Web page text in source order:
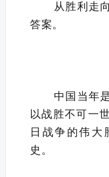
从胜利走
答案。
中国当年
以战胜不可一
日战争的伟大
史。